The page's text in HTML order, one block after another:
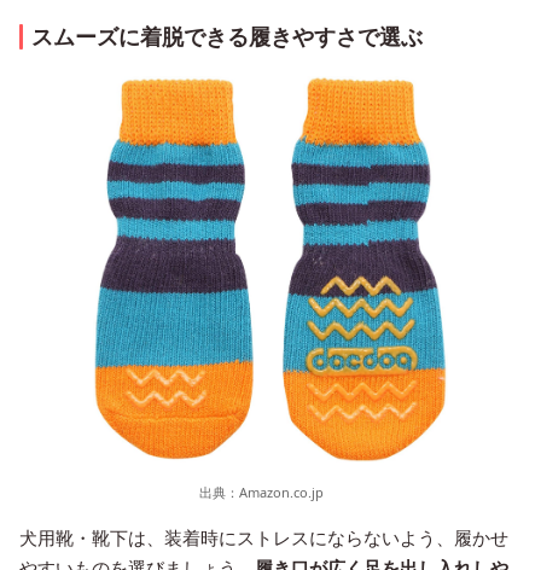
スムーズに着脱できる履きやすさで選ぶ
出典： Amazon.co.jp
犬用靴・靴下は、装着時にストレスにならないよう、履かせ